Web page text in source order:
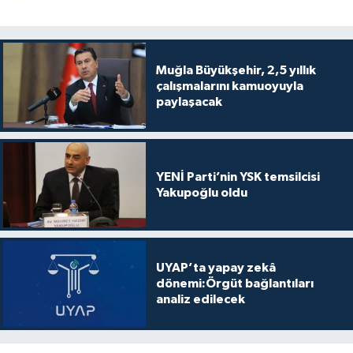
Muğla Büyükşehir, 2,5 yıllık
çalışmalarını kamuoyuyla
paylaşacak
YENİ Parti’nin YSK temsilcisi
Yakupoğlu oldu
UYAP’ta yapay zekâ
dönemi:Örgüt bağlantıları
analiz edilecek